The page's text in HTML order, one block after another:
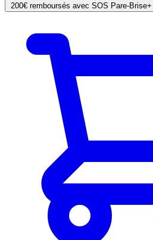
200€ remboursés avec SOS Pare-Brise+